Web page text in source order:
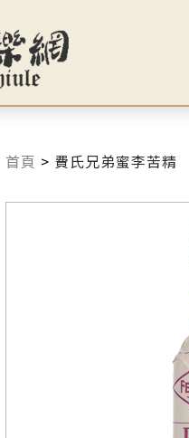
首頁 > 費氏兄弟蜜李苦精